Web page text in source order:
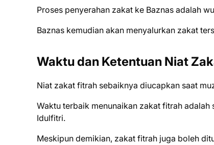
Proses penyerahan zakat ke Baznas adalah
Baznas kemudian akan menyalurkan zakat
Waktu dan Ketentuan Niat
Niat zakat fitrah sebaiknya diucapkan saat
Waktu terbaik menunaikan zakat fitrah
Idulfitri.
Meskipun demikian, zakat fitrah juga boleh